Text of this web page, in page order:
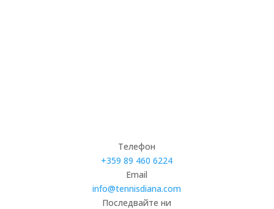
Телефон
+359 89 460 6224­
Email
info@tennisdiana.com
Последвайте ни